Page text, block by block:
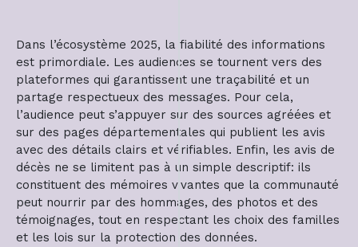
Dans l’écosystème 2025, la fiabilité des informations
est primordiale. Les audiences se tournent vers des
plateformes qui garantissent une traçabilité et un
partage respectueux des messages. Pour cela,
l’audience peut s’appuyer sur des sources agréées et
sur des pages départementales qui publient les avis
avec des détails clairs et vérifiables. Enfin, les avis de
décès ne se limitent pas à un simple descriptif: ils
constituent des mémoires vivantes que la communauté
peut nourrir par des hommages, des photos et des
témoignages, tout en respectant les choix des familles
et les lois sur la protection des données.